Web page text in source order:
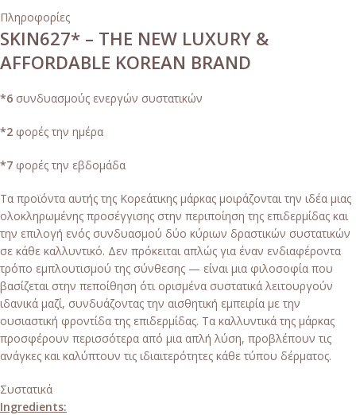
Πληροφορίες
SKIN627* – THE NEW LUXURY &
AFFORDABLE KOREAN BRAND
*6 συνδυασμούς ενεργών συστατικών
*2 φορές την ημέρα
*7 φορές την εβδομάδα
Τα προϊόντα αυτής της Κορεάτικης μάρκας μοιράζονται την ιδέα μιας
ολοκληρωμένης προσέγγισης στην περιποίηση της επιδερμίδας και
την επιλογή ενός συνδυασμού δύο κύριων δραστικών συστατικών
σε κάθε καλλυντικό. Δεν πρόκειται απλώς για έναν ενδιαφέροντα
τρόπο εμπλουτισμού της σύνθεσης — είναι μια φιλοσοφία που
βασίζεται στην πεποίθηση ότι ορισμένα συστατικά λειτουργούν
ιδανικά μαζί, συνδυάζοντας την αισθητική εμπειρία με την
ουσιαστική φροντίδα της επιδερμίδας. Τα καλλυντικά της μάρκας
προσφέρουν περισσότερα από μια απλή λύση, προβλέπουν τις
ανάγκες και καλύπτουν τις ιδιαιτερότητες κάθε τύπου δέρματος.
Συστατικά
Ingredients: